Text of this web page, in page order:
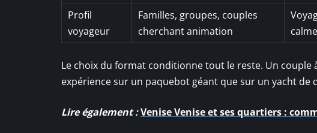
Profil
voyageur
Familles, groupes, couples
cherchant animation
Le choix du format conditionne tout le reste. Un couple
expérience sur un paquebot géant que sur un yacht de
Lire également :Venise Venise et ses quartiers :